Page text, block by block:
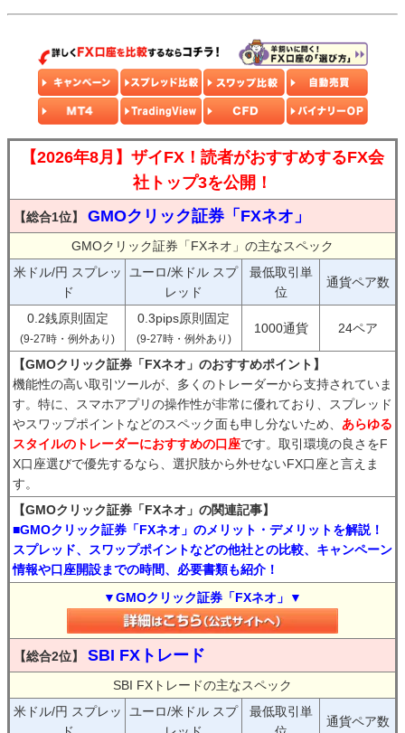
【2026年8月】ザイFX！読者がおすすめするFX会
社トップ3を公開！
【総合1位】 GMOクリック証券「FXネオ」
GMOクリック証券「FXネオ」の主なスペック
米ドル/円 スプレッ
ド
ユーロ/米ドル スプ
レッド
最低取引単
位
通貨ペア数
0.2銭原則固定
(9-27時・例外あり)
0.3pips原則固定
(9-27時・例外あり)
1000通貨 24ペア
【GMOクリック証券「FXネオ」のおすすめポイント】
機能性の高い取引ツールが、多くのトレーダーから支持されていま
す。特に、スマホアプリの操作性が非常に優れており、スプレッド
やスワップポイントなどのスペック面も申し分ないため、 あらゆる
スタイルのトレーダーにおすすめの口座です。取引環境の良さをF
X口座選びで優先するなら、選択肢から外せないFX口座と言えま
す。
【GMOクリック証券「FXネオ」の関連記事】
■GMOクリック証券「FXネオ」のメリット・デメリットを解説！
スプレッド、スワップポイントなどの他社との比較、キャンペーン
情報や口座開設までの時間、必要書類も紹介！
▼GMOクリック証券「FXネオ」▼
【総合2位】 SBI FXトレード
SBI FXトレードの主なスペック
米ドル/円 スプレッ
ユーロ/米ドル スプ
最低取引単
通貨ペア数